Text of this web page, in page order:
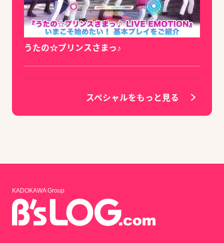
うたの☆プリンスさまっ♪
スペシャルをもっと見る
KADOKAWA Group